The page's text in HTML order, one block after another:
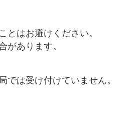
とはお避けください。
があります。
は受け付けていません。